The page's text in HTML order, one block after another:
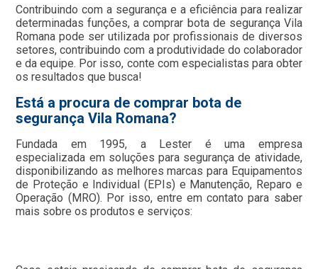
Contribuindo com a segurança e a eficiência para realizar
determinadas funções, a comprar bota de segurança Vila
Romana pode ser utilizada por profissionais de diversos
setores, contribuindo com a produtividade do colaborador
e da equipe. Por isso, conte com especialistas para obter
os resultados que busca!
Está a procura de comprar bota de
segurança Vila Romana?
Fundada em 1995, a Lester é uma empresa
especializada em soluções para segurança de atividade,
disponibilizando as melhores marcas para Equipamentos
de Proteção e Individual (EPIs) e Manutenção, Reparo e
Operação (MRO). Por isso, entre em contato para saber
mais sobre os produtos e serviços: